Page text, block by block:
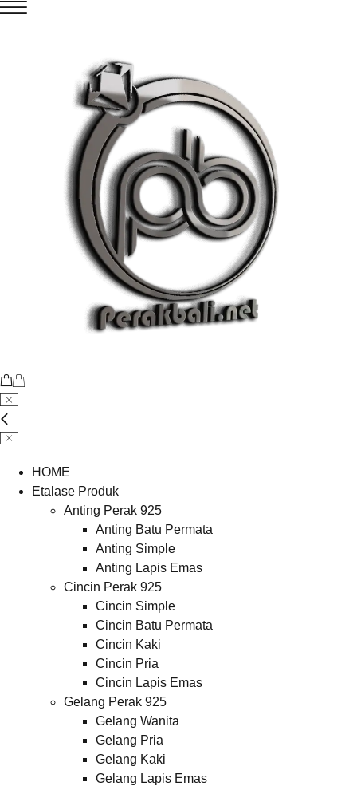
HOME
Etalase Produk
Anting Perak 925
Anting Batu Permata
Anting Simple
Anting Lapis Emas
Cincin Perak 925
Cincin Simple
Cincin Batu Permata
Cincin Kaki
Cincin Pria
Cincin Lapis Emas
Gelang Perak 925
Gelang Wanita
Gelang Pria
Gelang Kaki
Gelang Lapis Emas